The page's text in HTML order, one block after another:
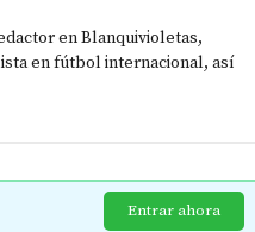
en Blanquivioletas,
en fútbol internacional, así
Entrar ahora